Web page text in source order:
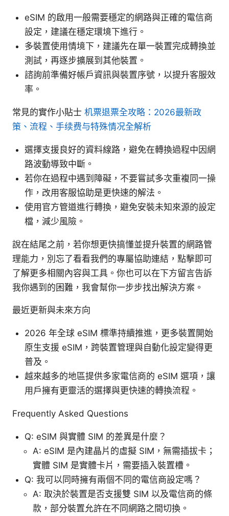
eSIM 的啟用一般需要穩定的網路與正確的電信商
設定，建議在穩定環境下進行。
多裝置使用情境下，建議先在單一裝置完成轉換並
測試，再逐步擴展到其他裝置。
諮詢前準備好帳戶資訊與裝置序號，以提升客服效
率。
常見的實作小貼士 机票退票全攻略：2026最新政
策、流程、手续费与特殊情况全解析
選擇支援良好的資料線路，避免在轉換過程中因網
路波動導致中斷。
若你在過程中遇到障礙，不要嘗試多次重複同一操
作，改用客服協助是更快速的解法。
使用官方管道進行轉換，避免安裝未知來源的設定
檔，減少風險。
說在結尾之前，若你想更快搞懂並提升裝置的網路管
理能力，別忘了看看我們的專屬協助連結，點擊即可
了解更多相關內容與工具。你也可以在下方留言告訴
我你遇到的困難，我會幫你一步步找出解決方案。
最近更新與未來方向
2026 年全球 eSIM 標準持續推進，更多裝置開始
原生支援 eSIM，跨裝置管理與自動化設定變得更
普及。
越來越多的地區提供多家電信商的 eSIM 選項，讓
用戶擁有更靈活的選擇與更快速的轉換流程。
Frequently Asked Questions
Q: eSIM 與實體 SIM 的差異是什麼？
A: eSIM 是內建晶片的虛擬 SIM，無需插拔卡；
實體 SIM 是實體卡片，需要插入裝置槽。
Q: 我可以同時擁有兩個不同的電信商設定嗎？
A: 取決於裝置是否支援雙 SIM 以及電信商的條
款，部分裝置允許在不同網路之間切換。